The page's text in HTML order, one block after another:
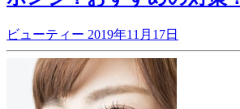
ビューティー 2019年11月17日